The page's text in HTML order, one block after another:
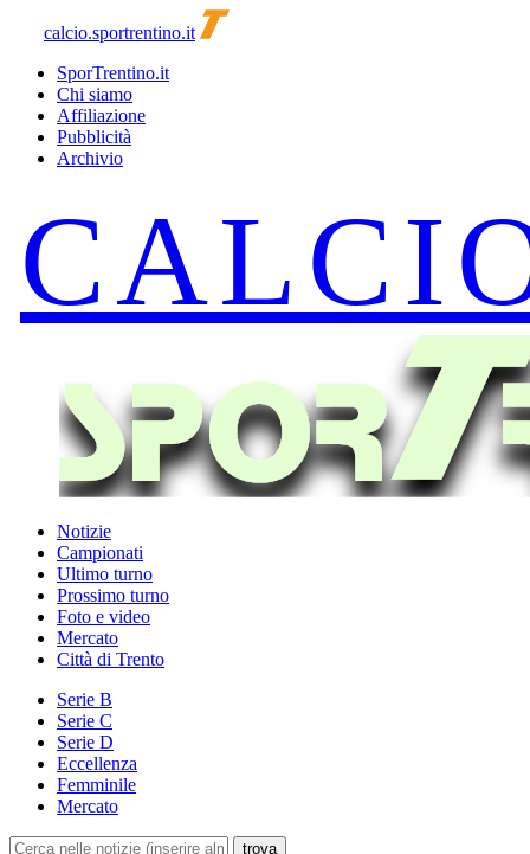
calcio.sportrentino.it
SporTrentino.it
Chi siamo
Affiliazione
Pubblicità
Archivio
Notizie
Campionati
Ultimo turno
Prossimo turno
Foto e video
Mercato
Città di Trento
Serie B
Serie C
Serie D
Eccellenza
Femminile
Mercato